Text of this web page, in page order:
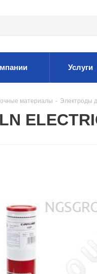
Услуги
материалы - Электроды